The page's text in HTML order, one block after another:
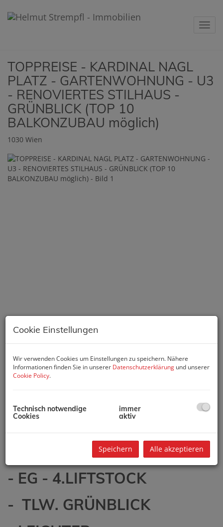
TOPPREISE - KARDINAL NAGL
PLATZ - GARTENWOHNUNG - U3
- RENOVIERTES STILHAUS -
GRÜNBLICK (TOP 10
BALKONZUBAU möglich)
1030 Wien
-ERSTKLASSIGES
- EG - 4.LIFTSTOCK
- TLW. GRÜNBLICK
Cookie Einstellungen
Wir verwenden Cookies um Einstellungen zu speichern. Nähere
Informationen finden Sie in unserer Datenschutzerklärung und unserer
Cookie Policy.
Technisch notwendige
Cookies
immer
aktiv
Speichern Alle akzeptieren